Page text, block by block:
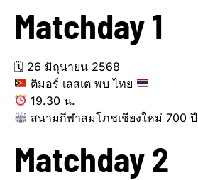
Matchday 1
🗓 26 มิถุนายน 2568
ติมอร์ เลสเต พบ ไทย
19.30 น.
สนามกีฬาสมโภชเชียงใหม่ 700 ปี
Matchday 2